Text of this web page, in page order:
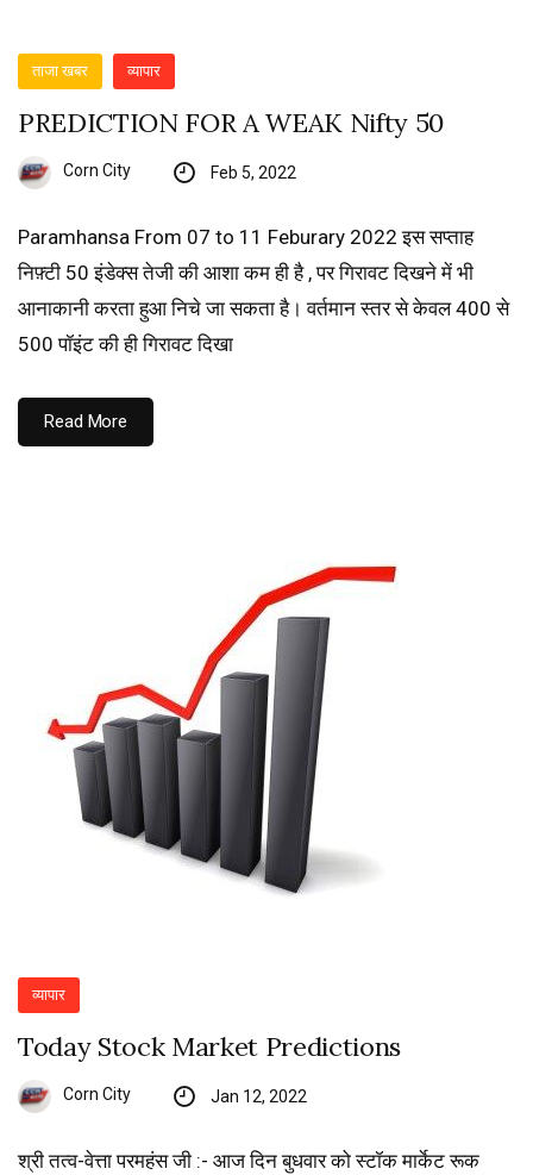
ताजा खबर व्यापार
PREDICTION FOR A WEAK Nifty 50
Corn City Feb 5, 2022
Paramhansa From 07 to 11 Feburary 2022 इस सप्ताह
निफ़्टी 50 इंडेक्स तेजी की आशा कम ही है , पर गिरावट दिखने में भी
आनाकानी करता हुआ निचे जा सकता है। वर्तमान स्तर से केवल 400 से
500 पॉइंट की ही गिरावट दिखा
Read More
व्यापार
Today Stock Market Predictions
Corn City Jan 12, 2022
श्री तत्व-वेत्ता परमहंस जी :- आज दिन बुधवार को स्टॉक मार्केट रूक